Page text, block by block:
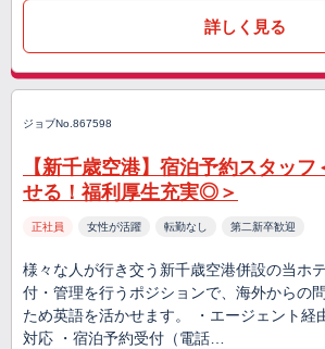
詳しく見る
ジョブNo.867598
【新千歳空港】宿泊予約スタッ
せる！福利厚生充実◎＞
正社員 女性が活躍 転勤なし 第二新卒歓迎
様々な人が行き交う新千歳空港併設の当ホ
付・管理を行うポジションで、海外からの
ため英語を活かせます。 ・エージェント経
対応 ・宿泊予約受付（電話…